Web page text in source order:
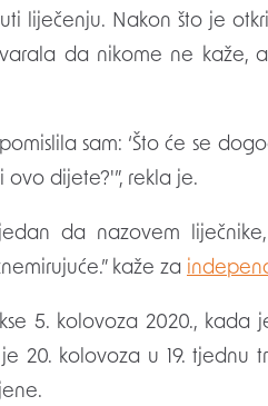
liječenju. Nakon što je
da nikome ne kaže,
sam: ‘Što će se
dijete?'”, rekla je.
da nazovem
kaže za
5. kolovoza 2020., kada
20. kolovoza u 19. tjednu